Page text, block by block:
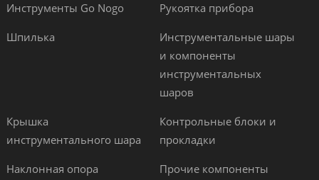
Инструменты Go Nogo Рукоятка прибора
Шпилька
Инструментальные шары
и компоненты
инструментальных
шаров
Крышка
инструментального шара
Контрольные блоки и
прокладки
Наклонная опора
Прочие компоненты